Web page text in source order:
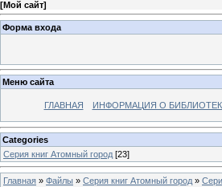
[Мой сайт]
Форма входа
Меню сайта
ГЛАВНАЯ ИНФОРМАЦИЯ О
Categories
Серия книг Атомный город [23]
Главная » Файлы » Серия книг Атомный город »